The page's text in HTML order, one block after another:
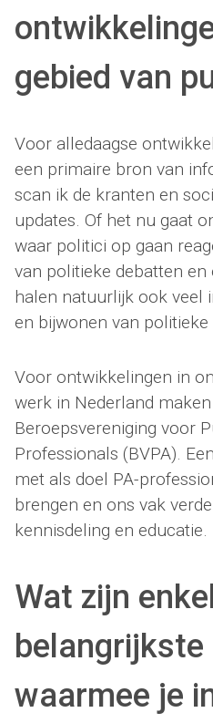
gebied van
Voor alledaagse
een primaire bron van
scan ik de kranten en
updates. Of het nu gaat
waar politici op gaan
van politieke debatten
halen natuurlijk ook veel
en bijwonen van
Voor ontwikkelingen in
werk in Nederland
Beroepsvereniging voor
Professionals (BVPA).
met als doel PA-
brengen en ons vak
kennisdeling en educatie.
Wat zijn
waarmee je